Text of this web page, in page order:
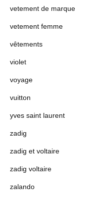
vetement de marque
vetement femme
vêtements
violet
voyage
vuitton
yves saint laurent
zadig
zadig et voltaire
zadig voltaire
zalando